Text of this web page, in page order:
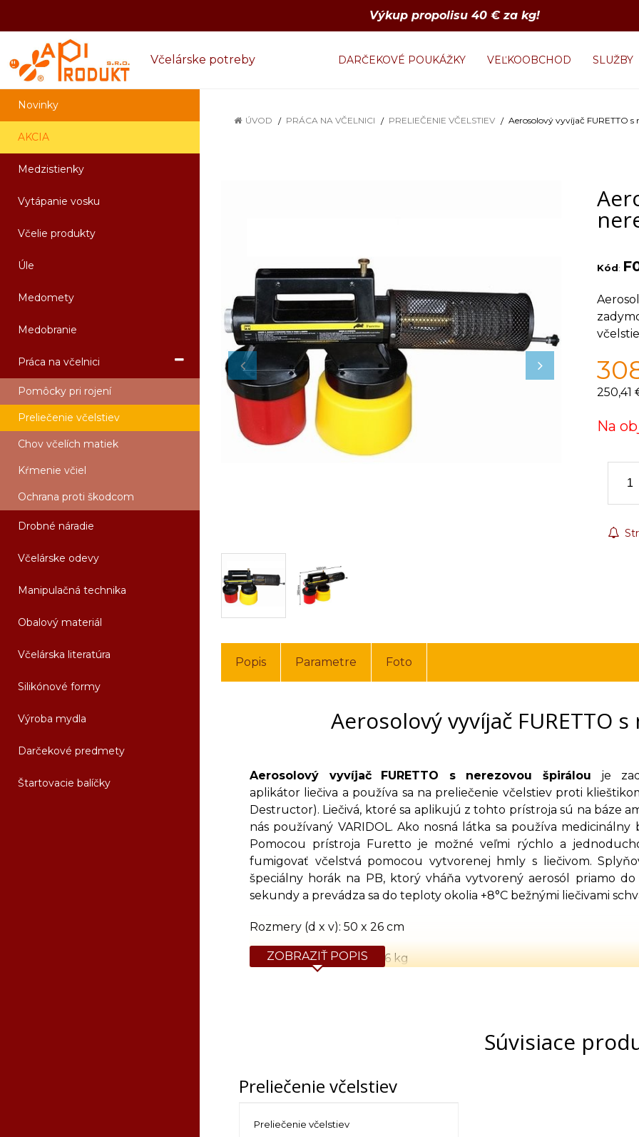
Výkup propolisu 40 € za kg!
Včelárske potreby DARČEKOVÉ POUKÁŽKY VEĽKOOBCHOD SLUŽBY
Novinky
AKCIA
Medzistienky
Vytápanie vosku
Včelie produkty
Úle
Medomety
Medobranie
Práca na včelnici
Pomôcky pri rojení
Preliečenie včelstiev
Chov včelích matiek
Kŕmenie včiel
Ochrana proti škodcom
Drobné náradie
Včelárske odevy
Manipulačná technika
Obalový materiál
Včelárska literatúra
Silikónové formy
Výroba mydla
Darčekové predmety
Štartovacie balíčky
ÚVOD PRÁCA NA VČELNICI PRELIEČENIE VČELSTIEV Aerosolový vyvíjač FURETTO
Kód:
250,41
Na
Popis Parametre Foto
Aerosolový vyvíjač FURETTO
Aerosolový vyvíjač FURETTO s nerezovou špirálou je
aplikátor liečiva a používa sa na preliečenie včelstiev proti
Destructor). Liečivá, ktoré sa aplikujú z tohto prístroja sú na báze
nás používaný VARIDOL. Ako nosná látka sa používa medicinálny
Pomocou prístroja Furetto je možné veľmi rýchlo a
fumigovať včelstvá pomocou vytvorenej hmly s liečivom.
špeciálny horák na PB, ktorý vháňa vytvorený aerosól priamo
sekundy a prevádza sa do teploty okolia +8°C bežnými liečivami
Rozmery (d x v): 50 x 26 cm
Orientačná hmotnosť: 1,6 kg
Krajina pôvodu: Taliansko
ZOBRAZIŤ POPIS
Súvisiace
Preliečenie včelstiev
Preliečenie včelstiev